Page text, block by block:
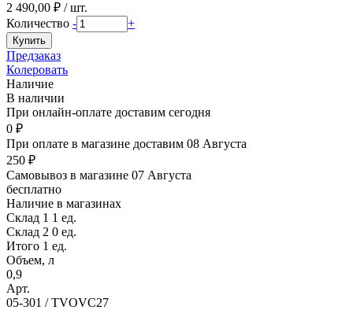
2 490,00 ₽ / шт.
Количество - +
Предзаказ
Колеровать
Наличие
В наличии
При онлайн-оплате доставим сегодня
0 ₽
При оплате в магазине доставим 08 Августа
250 ₽
Самовывоз в магазине 07 Августа
бесплатно
Наличие в магазинах
Склад 1 1 ед.
Склад 2 0 ед.
Итого 1 ед.
Объем, л
0,9
Арт.
05-301 / TVOVC27